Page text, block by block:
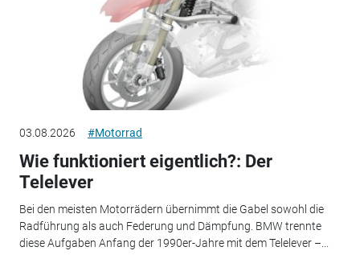
03.08.2026 #Motorrad
Wie funktioniert eigentlich?: Der
Telelever
Bei den meisten Motorrädern übernimmt die Gabel sowohl die
Radführung als auch Federung und Dämpfung. BMW trennte
diese Aufgaben Anfang der 1990er-Jahre mit dem Telelever –...